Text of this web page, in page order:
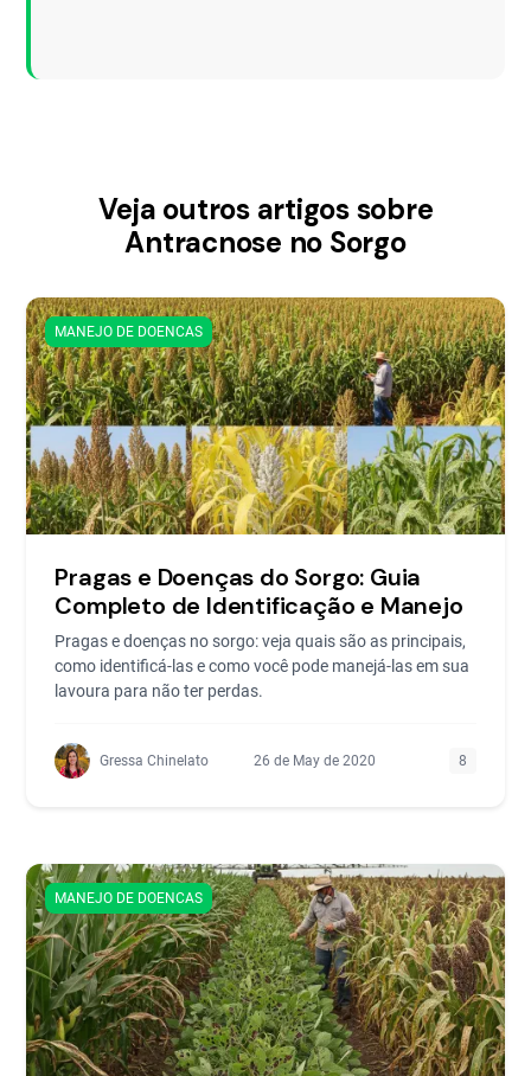
Veja outros artigos sobre
Antracnose no Sorgo
MANEJO DE DOENCAS
Pragas e Doenças do Sorgo: Guia
Completo de Identificação e Manejo
Pragas e doenças no sorgo: veja quais são as principais,
como identificá-las e como você pode manejá-las em sua
lavoura para não ter perdas.
Gressa Chinelato 26 de May de 2020 8
MANEJO DE DOENCAS